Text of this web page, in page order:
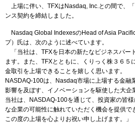
上場に伴い、TFXはNasdaq, Inc.との間で、
ンス契約を締結しました。
Nasdaq Global IndexesのHead of Asia
プ）氏は、次のように述べています。
「当社は、TFXを日本の新たなビジネスパー
ます。また、TFXとともに、くりっく株３６５
金取引を上場できることを嬉しく思います。
NASDAQ-100は、Nasdaq市場に上場する金融
影響を及ぼす、イノベーションを駆使した大企
当社は、NASDAQ-100を通じて、投資家の皆
な企業の可能性に触れていただく機会を提供で
この度の上場を心よりお祝い申し上げます。」